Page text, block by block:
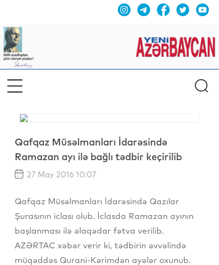
Qafqaz Müsəlmanları İdarəsində
Ramazan ayı ilə bağlı tədbir keçirilib
27 May 2016 10:07
Qafqaz Müsəlmanları İdarəsində Qazılar
Şurasının iclası olub. İclasda Ramazan ayının
başlanması ilə əlaqədar fətva verilib.
AZƏRTAC xəbər verir ki, tədbirin əvvəlində
müqəddəs Qurani-Kərimdən ayələr oxunub.